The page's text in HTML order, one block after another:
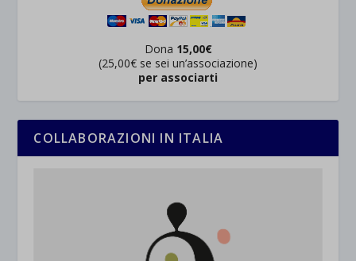
Dona 15,00€
(25,00€ se sei un’associazione)
per associarti
COLLABORAZIONI IN ITALIA